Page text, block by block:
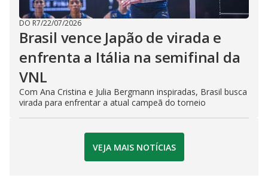
DO R7/22/07/2026
Brasil vence Japão de virada e
enfrenta a Itália na semifinal da
VNL
Com Ana Cristina e Julia Bergmann inspiradas, Brasil busca
virada para enfrentar a atual campeã do torneio
VEJA MAIS NOTÍCIAS